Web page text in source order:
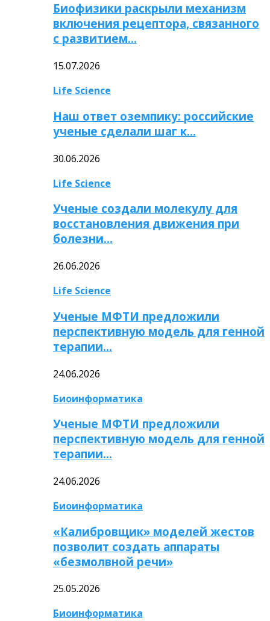
Биофизики раскрыли механизм
включения рецептора, связанного
с развитием…
15.07.2026
Life Science
Наш ответ оземпику: российские
ученые сделали шаг к…
30.06.2026
Life Science
Ученые создали молекулу для
восстановления движения при
болезни…
26.06.2026
Life Science
Ученые МФТИ предложили
перспективную модель для генной
терапии…
24.06.2026
Биоинформатика
Ученые МФТИ предложили
перспективную модель для генной
терапии…
24.06.2026
Биоинформатика
«Калибровщик» моделей жестов
позволит создать аппараты
«безмолвной речи»
25.05.2026
Биоинформатика